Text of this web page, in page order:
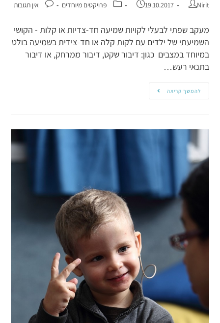
Nirit
19.10.2017 פרויקטים מיוחדים אין תגובות
מעקב שפתי לבעלי לקויות שמיעה חד-צדיות או קלות - הקושי
השמיעתי של ילדים עם לקות קלה או חד-צידית בשמיעה בולט
במיוחד במצבים כגון: דיבור שקט, דיבור ממרחק, או דיבור
בתנאי רעש…
להמשך קריאה